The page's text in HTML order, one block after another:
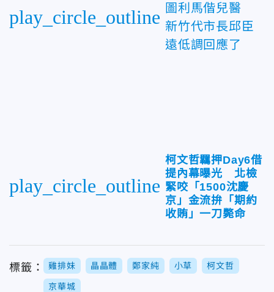
play_circle_outline 圖利馬偕兒醫
新竹代市長邱臣
遠低調回應了
play_circle_outline
柯文哲羈押Day6借
提內幕曝光 北檢
緊咬「1500沈慶
京」金流拚「期約
收賄」一刀斃命
標籤： 雞排妹 晶晶體 鄭家純 小草 柯文哲
京華城